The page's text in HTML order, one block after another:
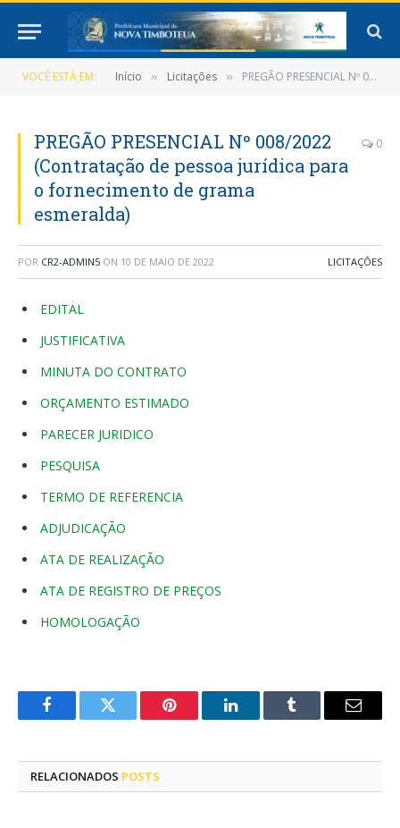
VOCÊ ESTÁ EM: Início » Licitações » PREGÃO PRESENCIAL Nº 008/2022 (Contratação de pessoa jurídica para o fornecimento de grama esmeralda)
PREGÃO PRESENCIAL Nº 008/2022
(Contratação de pessoa jurídica para
o fornecimento de grama
esmeralda)
0
POR CR2-ADMIN5 ON 10 DE MAIO DE 2022 LICITAÇÕES
EDITAL
JUSTIFICATIVA
MINUTA DO CONTRATO
ORÇAMENTO ESTIMADO
PARECER JURIDICO
PESQUISA
TERMO DE REFERENCIA
ADJUDICAÇÃO
ATA DE REALIZAÇÃO
ATA DE REGISTRO DE PREÇOS
HOMOLOGAÇÃO
FacebookTwitter Pinterest LinkedInTumblr
E-
RELACIONADOS POSTS